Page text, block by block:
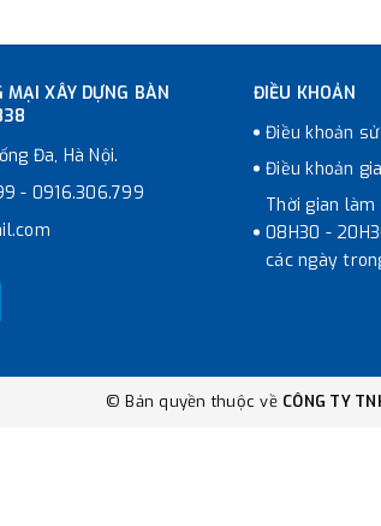
XÂY DỰNG BÀN
Đa, Hà Nội.
- 0916.306.799
ĐIỀU KHOẢN
Điều khoản
Điều khoản
Thời gian làm
08H30 -
các ngày
© Bản quyền thuộc về CÔNG TY